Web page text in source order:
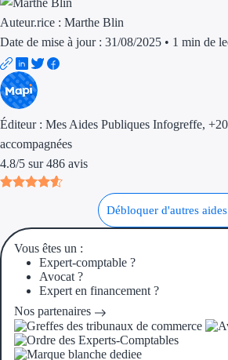
Auteur.rice : Marthe Blin
Date de mise à jour : 31/08/2025 • 1 min de
Éditeur : Mes Aides Publiques Infogreffe,
accompagnées
4.8/5 sur 486 avis
Débloquer d'autres aides
Vous êtes un :
Expert-comptable ?
Avocat ?
Expert en financement ?
Nos partenaires